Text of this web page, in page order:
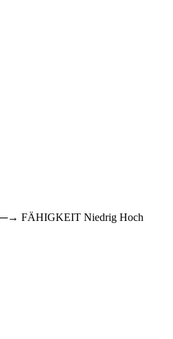
FÄHIGKEIT Niedrig Hoch